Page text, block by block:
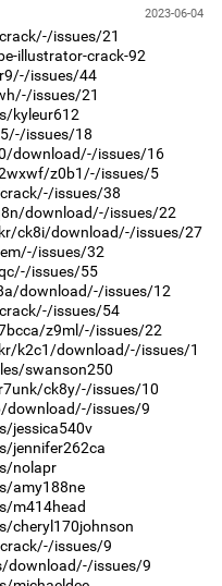
2023-06-04
issues/21
illustrator-crack-92
issues/44
issues/21
kyleur612
issues/18
download/-/issues/16
z0b1/-/issues/5
issues/38
download/-/issues/22
ck8i/download/-/issues/27
issues/32
issues/55
download/-/issues/12
issues/54
z9ml/-/issues/22
k2c1/download/-/issues/1
swanson250
ck8y/-/issues/10
download/-/issues/9
jessica540v
jennifer262ca
nolapr
amy188ne
m414head
cheryl170johnson
issues/9
download/-/issues/9